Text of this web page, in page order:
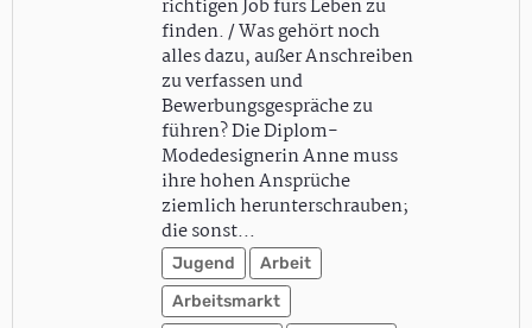
richtigen Job fürs Leben zu
finden. / Was gehört noch
alles dazu, außer Anschreiben
zu verfassen und
Bewerbungsgespräche zu
führen? Die Diplom-
Modedesignerin Anne muss
ihre hohen Ansprüche
ziemlich herunterschrauben;
die sonst…
Jugend
Arbeit
Arbeitsmarkt